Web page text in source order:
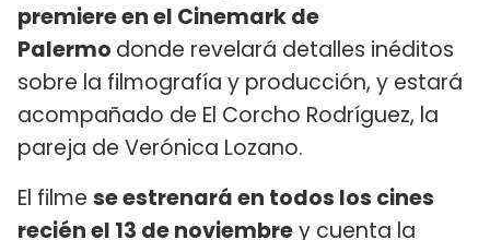
premiere en el Cinemark de
Palermo donde revelará detalles inéditos
sobre la filmografía y producción, y estará
acompañado de El Corcho Rodríguez, la
pareja de Verónica Lozano.
El filme se estrenará en todos los cines
recién el 13 de noviembrey cuenta la